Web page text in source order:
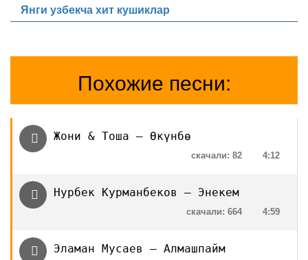
Янги узбекча хит кушиклар
Похожие песни:
Жони & Тоша — Өкүнбө
4:12
скачали: 82
Нурбек Курманбеков — Энекем
4:59
скачали: 664
Эламан Мусаев — Алмашпайм